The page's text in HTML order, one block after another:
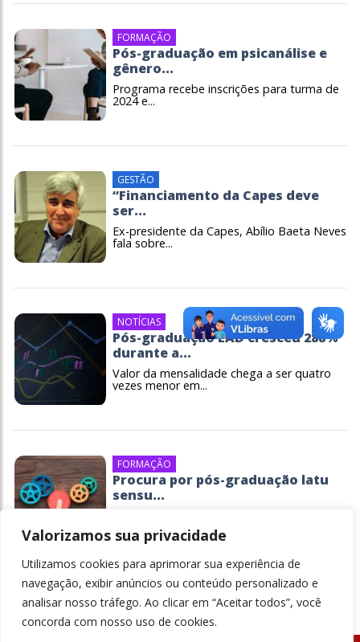
Valorizamos sua privacidade
Utilizamos cookies para aprimorar sua experiência de
navegação, exibir anúncios ou conteúdo personalizado e
analisar nosso tráfego. Ao clicar em “Aceitar todos”, você
concorda com nosso uso de cookies.
FORMAÇÃO
Pós-graduação em psicanálise e
gênero...
Programa recebe inscrições para turma de
2024 e...
GESTÃO
“Financiamento da Capes deve
ser...
Ex-presidente da Capes, Abílio Baeta Neves
fala sobre...
NOTÍCIAS
Pós-graduação EAD cresceu 288%
durante a...
Valor da mensalidade chega a ser quatro
vezes menor em...
FORMAÇÃO
Procura por pós-graduação latu
sensu...
especialização ocorre...